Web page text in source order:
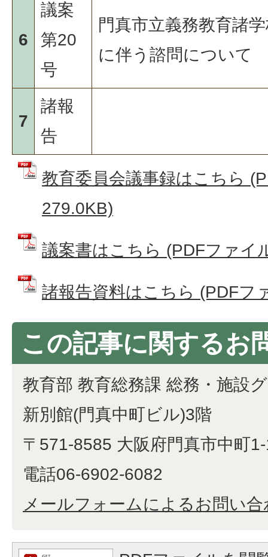
6
議案
第20
号
門真市立義務教育諸
に伴う諮問について
7
諸報
告
教育委員会議事録はこちら
279.0KB)
議案書はこちら (PDFファイ
諸報告資料はこちら (PDFフ
この記事に関するお
教育部 教育総務課 総務・施設
新別館(門真中町ビル)3階
〒571-8585 大阪府門真市中町
電話06-6902-6082
メールフォームによるお問い合